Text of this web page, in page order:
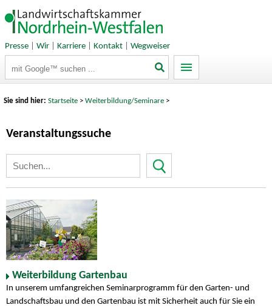
Presse| Wir| Karriere| Kontakt| Wegweiser
Sie sind hier:Startseite >Weiterbildung/Seminare >
Veranstaltungssuche
Weiterbildung Gartenbau
In unserem umfangreichen Seminarprogramm für den Garten- und
Landschaftsbau und den Gartenbau ist mit Sicherheit auch für Sie ein